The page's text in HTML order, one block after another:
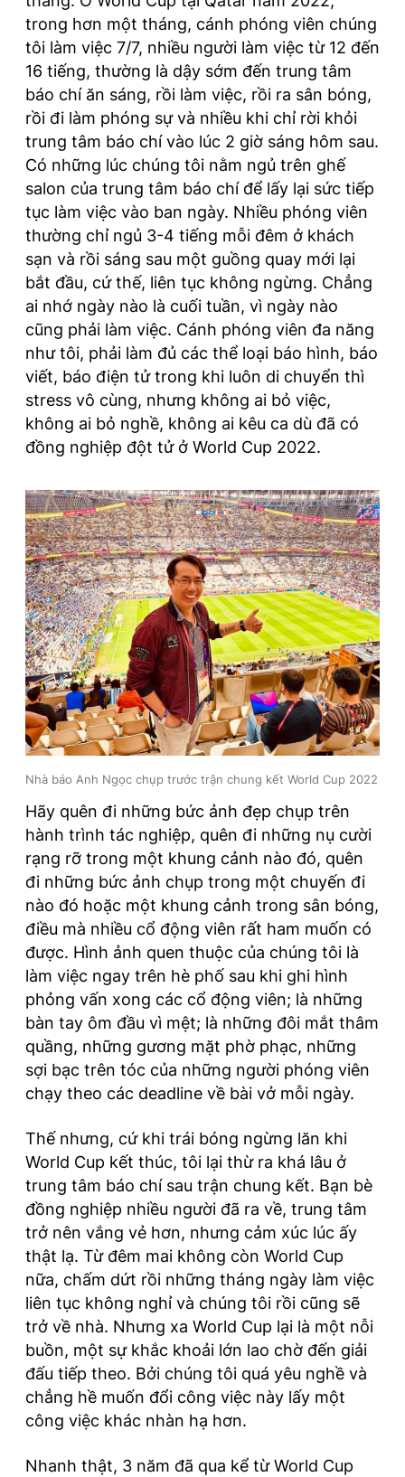
trong hơn một tháng, cánh phóng viên chúng
tôi làm việc 7/7, nhiều người làm việc từ 12 đến
16 tiếng, thường là dậy sớm đến trung tâm
báo chí ăn sáng, rồi làm việc, rồi ra sân bóng,
rồi đi làm phóng sự và nhiều khi chỉ rời khỏi
trung tâm báo chí vào lúc 2 giờ sáng hôm sau.
Có những lúc chúng tôi nằm ngủ trên ghế
salon của trung tâm báo chí để lấy lại sức tiếp
tục làm việc vào ban ngày. Nhiều phóng viên
thường chỉ ngủ 3-4 tiếng mỗi đêm ở khách
sạn và rồi sáng sau một guồng quay mới lại
bắt đầu, cứ thế, liên tục không ngừng. Chẳng
ai nhớ ngày nào là cuối tuần, vì ngày nào
cũng phải làm việc. Cánh phóng viên đa năng
như tôi, phải làm đủ các thể loại báo hình, báo
viết, báo điện tử trong khi luôn di chuyển thì
stress vô cùng, nhưng không ai bỏ việc,
không ai bỏ nghề, không ai kêu ca dù đã có
đồng nghiệp đột tử ở World Cup 2022.
Nhà báo Anh Ngọc chụp trước trận chung kết World Cup 2022
Hãy quên đi những bức ảnh đẹp chụp trên
hành trình tác nghiệp, quên đi những nụ cười
rạng rỡ trong một khung cảnh nào đó, quên
đi những bức ảnh chụp trong một chuyến đi
nào đó hoặc một khung cảnh trong sân bóng,
điều mà nhiều cổ động viên rất ham muốn có
được. Hình ảnh quen thuộc của chúng tôi là
làm việc ngay trên hè phố sau khi ghi hình
phỏng vấn xong các cổ động viên; là những
bàn tay ôm đầu vì mệt; là những đôi mắt thâm
quầng, những gương mặt phờ phạc, những
sợi bạc trên tóc của những người phóng viên
chạy theo các deadline về bài vở mỗi ngày.
Thế nhưng, cứ khi trái bóng ngừng lăn khi
World Cup kết thúc, tôi lại thừ ra khá lâu ở
trung tâm báo chí sau trận chung kết. Bạn bè
đồng nghiệp nhiều người đã ra về, trung tâm
trở nên vắng vẻ hơn, nhưng cảm xúc lúc ấy
thật lạ. Từ đêm mai không còn World Cup
nữa, chấm dứt rồi những tháng ngày làm việc
liên tục không nghỉ và chúng tôi rồi cũng sẽ
trở về nhà. Nhưng xa World Cup lại là một nỗi
buồn, một sự khắc khoải lớn lao chờ đến giải
đấu tiếp theo. Bởi chúng tôi quá yêu nghề và
chẳng hề muốn đổi công việc này lấy một
công việc khác nhàn hạ hơn.
Nhanh thật, 3 năm đã qua kể từ World Cup